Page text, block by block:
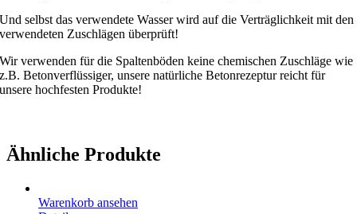
Und selbst das verwendete Wasser wird auf die Verträglichkeit mit den
verwendeten Zuschlägen überprüft!
Wir verwenden für die Spaltenböden keine chemischen Zuschläge wie
z.B. Betonverflüssiger, unsere natürliche Betonrezeptur reicht für
unsere hochfesten Produkte!
Ähnliche Produkte
Warenkorb ansehen